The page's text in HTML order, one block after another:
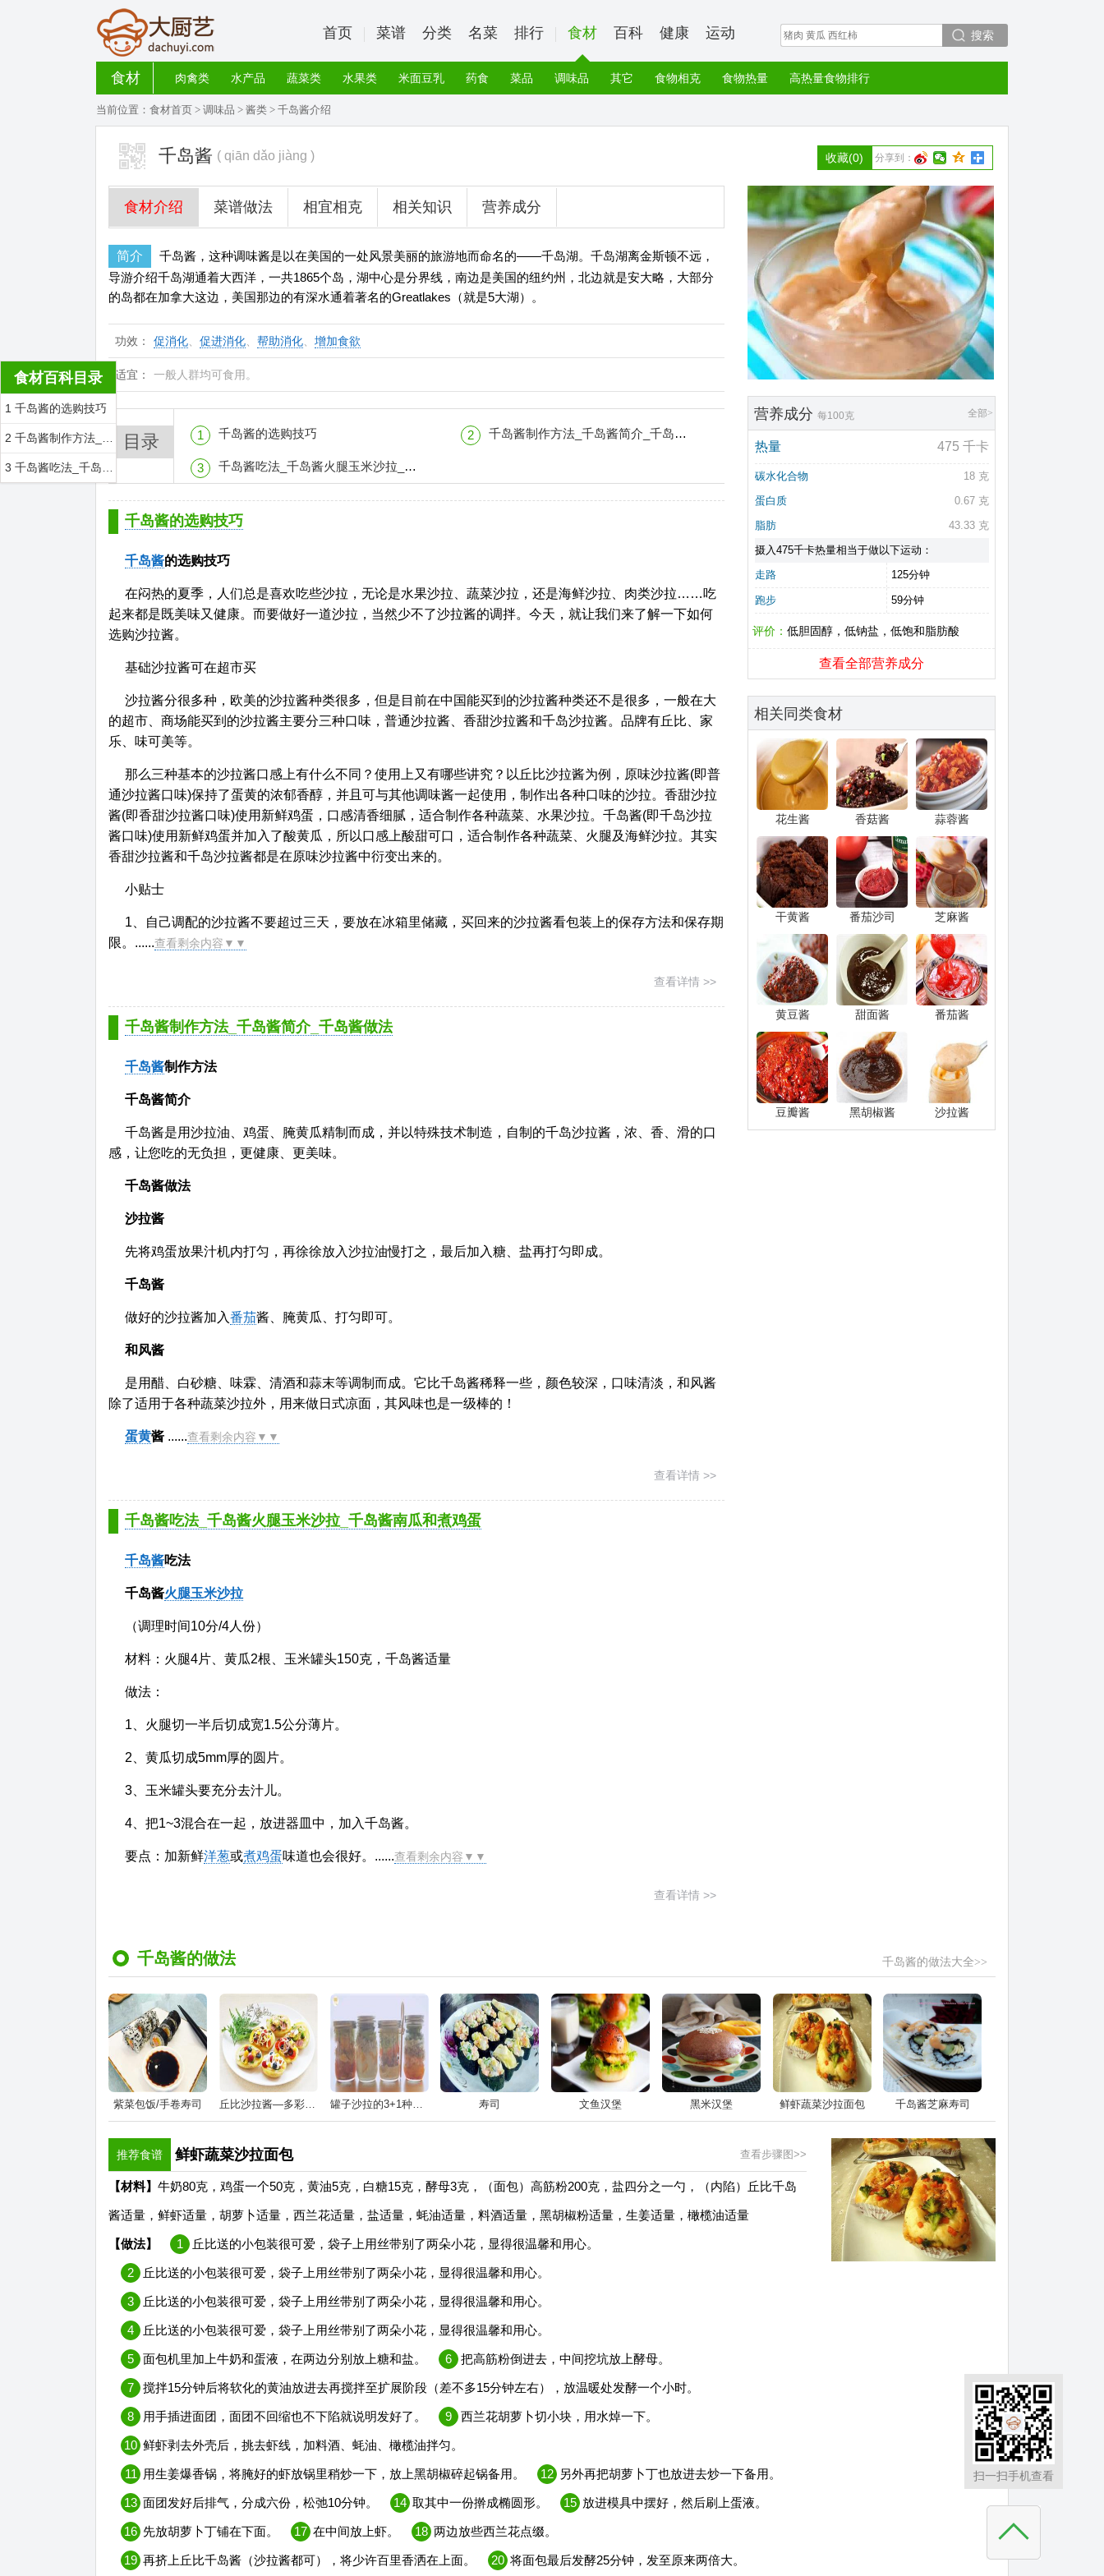
搜索
首页 菜谱 分类 名菜 排行 食材 百科 健康 运动
食材 肉禽类 水产品 蔬菜类 水果类 米面豆乳 药食 菜品 调味品 其它 食物相克 食物热量 高热量食物排行
当前位置： 食材首页 > 调味品 > 酱类 > 千岛酱介绍
千岛酱 ( qiān dǎo jiàng ) 分享到：
收藏(0)
食材介绍 菜谱做法 相宜相克 相关知识 营养成分
简介
千岛酱，这种调味酱是以在美国的一处风景美丽的旅游地而命名的——千岛湖。千岛湖离金斯顿不远，
导游介绍千岛湖通着大西洋，一共1865个岛，湖中心是分界线，南边是美国的纽约州，北边就是安大略，大部分
的岛都在加拿大这边，美国那边的有深水通着著名的Greatlakes（就是5大湖）。
功效： 促消化 促进消化 帮助消化 增加食欲
适宜： 一般人群均可食用。
目录 1 千岛酱的选购技巧 2 千岛酱制作方法_千岛酱简介_千岛酱做法
3 千岛酱吃法_千岛酱火腿玉米沙拉_千岛酱南瓜和煮鸡蛋
千岛酱的选购技巧
千岛酱的选购技巧
在闷热的夏季，人们总是喜欢吃些沙拉，无论是水果沙拉、蔬菜沙拉，还是海鲜沙拉、肉类沙拉……吃
起来都是既美味又健康。而要做好一道沙拉，当然少不了沙拉酱的调拌。今天，就让我们来了解一下如何
选购沙拉酱。
基础沙拉酱可在超市买
沙拉酱分很多种，欧美的沙拉酱种类很多，但是目前在中国能买到的沙拉酱种类还不是很多，一般在大
的超市、商场能买到的沙拉酱主要分三种口味，普通沙拉酱、香甜沙拉酱和千岛沙拉酱。品牌有丘比、家
乐、味可美等。
那么三种基本的沙拉酱口感上有什么不同？使用上又有哪些讲究？以丘比沙拉酱为例，原味沙拉酱(即普
通沙拉酱口味)保持了蛋黄的浓郁香醇，并且可与其他调味酱一起使用，制作出各种口味的沙拉。香甜沙拉
酱(即香甜沙拉酱口味)使用新鲜鸡蛋，口感清香细腻，适合制作各种蔬菜、水果沙拉。千岛酱(即千岛沙拉
酱口味)使用新鲜鸡蛋并加入了酸黄瓜，所以口感上酸甜可口，适合制作各种蔬菜、火腿及海鲜沙拉。其实
香甜沙拉酱和千岛沙拉酱都是在原味沙拉酱中衍变出来的。
小贴士
1、自己调配的沙拉酱不要超过三天，要放在冰箱里储藏，买回来的沙拉酱看包装上的保存方法和保存期
限。......查看剩余内容▼▼
查看详情 >>
千岛酱制作方法_千岛酱简介_千岛酱做法
千岛酱制作方法
千岛酱简介
千岛酱是用沙拉油、鸡蛋、腌黄瓜精制而成，并以特殊技术制造，自制的千岛沙拉酱，浓、香、滑的口
感，让您吃的无负担，更健康、更美味。
千岛酱做法
沙拉酱
先将鸡蛋放果汁机内打匀，再徐徐放入沙拉油慢打之，最后加入糖、盐再打匀即成。
千岛酱
做好的沙拉酱加入番茄酱、腌黄瓜、打匀即可。
和风酱
是用醋、白砂糖、味霖、清酒和蒜末等调制而成。它比千岛酱稀释一些，颜色较深，口味清淡，和风酱
除了适用于各种蔬菜沙拉外，用来做日式凉面，其风味也是一级棒的！
蛋黄酱 ......查看剩余内容▼▼
查看详情 >>
千岛酱吃法_千岛酱火腿玉米沙拉_千岛酱南瓜和煮鸡蛋
千岛酱吃法
千岛酱火腿玉米沙拉
（调理时间10分/4人份）
材料：火腿4片、黄瓜2根、玉米罐头150克，千岛酱适量
做法：
1、火腿切一半后切成宽1.5公分薄片。
2、黄瓜切成5mm厚的圆片。
3、玉米罐头要充分去汁儿。
4、把1~3混合在一起，放进器皿中，加入千岛酱。
要点：加新鲜洋葱或煮鸡蛋味道也会很好。......查看剩余内容▼▼
查看详情 >>
食材百科目录
1 千岛酱的选购技巧 营养成分 每100克 全部>
热量 475 千卡
碳水化合物
18 克
蛋白质
0.67 克
脂肪
43.33 克
摄入475千卡热量相当于做以下运动：
走路
125分钟
跑步 59分钟
评价： 低胆固醇，低钠盐，低饱和脂肪酸
查看全部营养成分
相关同类食材
花生酱 香菇酱 蒜蓉酱
干黄酱 番茄沙司 芝麻酱
黄豆酱 甜面酱 番茄酱
豆瓣酱 黑胡椒酱 沙拉酱
千岛酱的做法 千岛酱的做法大全>>
紫菜包饭/手卷寿司 丘比沙拉酱—多彩土豆沙拉 罐子沙拉的3+1种有爱吃法 寿司 文鱼汉堡 黑米汉堡 鲜虾蔬菜沙拉面包 千岛酱芝麻寿司
推荐食谱 鲜虾蔬菜沙拉面包 查看步骤图>>
【材料】 牛奶80克，鸡蛋一个50克，黄油5克，白糖15克，酵母3克，（面包）高筋粉200克，盐四分之一勺，（内陷）丘比千岛
酱适量，鲜虾适量，胡萝卜适量，西兰花适量，盐适量，蚝油适量，料酒适量，黑胡椒粉适量，生姜适量，橄榄油适量
【做法】 1 丘比送的小包装很可爱，袋子上用丝带别了两朵小花，显得很温馨和用心。
2 丘比送的小包装很可爱，袋子上用丝带别了两朵小花，显得很温馨和用心。
3 丘比送的小包装很可爱，袋子上用丝带别了两朵小花，显得很温馨和用心。
4 丘比送的小包装很可爱，袋子上用丝带别了两朵小花，显得很温馨和用心。
5 面包机里加上牛奶和蛋液，在两边分别放上糖和盐。 6 把高筋粉倒进去，中间挖坑放上酵母。
7 搅拌15分钟后将软化的黄油放进去再搅拌至扩展阶段（差不多15分钟左右），放温暖处发酵一个小时。
8 用手插进面团，面团不回缩也不下陷就说明发好了。 9 西兰花胡萝卜切小块，用水焯一下。
10 鲜虾剥去外壳后，挑去虾线，加料酒、蚝油、橄榄油拌匀。
11 用生姜爆香锅，将腌好的虾放锅里稍炒一下，放上黑胡椒碎起锅备用。 12 另外再把胡萝卜丁也放进去炒一下备用。
13 面团发好后排气，分成六份，松弛10分钟。 14 取其中一份擀成椭圆形。 15 放进模具中摆好，然后刷上蛋液。
16 先放胡萝卜丁铺在下面。 17 在中间放上虾。 18 两边放些西兰花点缀。
19 再挤上丘比千岛酱（沙拉酱都可），将少许百里香洒在上面。 20 将面包最后发酵25分钟，发至原来两倍大。
扫一扫手机查看